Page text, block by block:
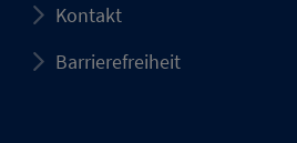
Kontakt
Barrierefreiheit